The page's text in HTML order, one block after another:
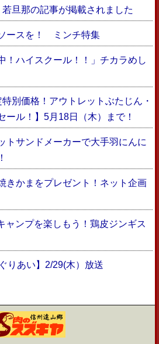
旦那の記事が掲載されました
ースを！ ミンチ特集
！ハイスクール！！」チカラめし
特別価格！アウトレットぶたじん・
ール！】5月18日（木）まで！
トサンドメーカーで大手羽にんに
きかまをプレゼント！ネット企画
ャンプを楽しもう！鶏皮ジンギス
りあい】2/29(木）放送